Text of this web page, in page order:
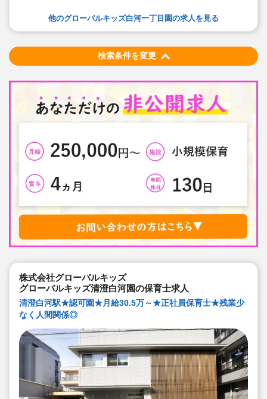
能です！
◆幅広い年齢層の職員がいるため働きやすい就業環境で
◆充実の福利厚生、海外研修など腰を据え長く勤務でき
他のグローバルキッズ白河一丁目園の求人を見る
検索条件を変更
株式会社グローバルキッズ
グローバルキッズ清澄白河園の保育士求人
清澄白河駅★認可園★月給30.5万～★正社員保育士★残業少
なく人間関係◎